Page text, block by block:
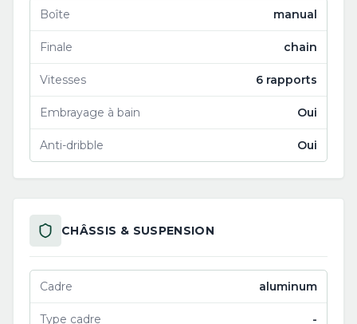
Boîte manual
Finale chain
Vitesses 6 rapports
Embrayage à bain Oui
Anti-dribble Oui
CHÂSSIS & SUSPENSION
Cadre aluminum
Type cadre -